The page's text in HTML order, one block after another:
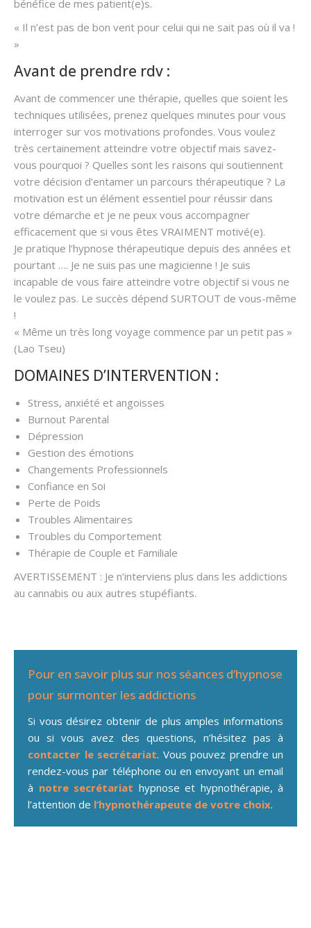
bénéfice de mes patient(e)s.
« Il n’est pas de bon vent pour celui qui ne sait pas où il va !
»
Avant de prendre rdv :
Avant de commencer une thérapie, quelles que soient les
techniques utilisées, prenez quelques minutes pour vous
interroger sur vos motivations profondes. Vous voulez
très certainement atteindre votre objectif mais savez-
vous pourquoi ? Quelles sont les raisons qui soutiennent
votre décision d’entamer un parcours thérapeutique ? La
motivation est un élément essentiel pour réussir dans
votre démarche et je ne peux vous accompagner
efficacement que si vous êtes VRAIMENT motivé(e).
Je pratique l’hypnose thérapeutique depuis des années et
pourtant …. Je ne suis pas une magicienne ! Je suis
incapable de vous faire atteindre votre objectif si vous ne
le voulez pas. Le succès dépend SURTOUT de vous-même
!
« Même un très long voyage commence par un petit pas »
(Lao Tseu)
DOMAINES D’INTERVENTION :
Stress, anxiété et angoisses
Burnout Parental
Dépression
Gestion des émotions
Changements Professionnels
Confiance en Soi
Perte de Poids
Troubles Alimentaires
Troubles du Comportement
Thérapie de Couple et Familiale
AVERTISSEMENT : Je n’interviens plus dans les addictions
au cannabis ou aux autres stupéfiants.
Pour en savoir plus sur nos séances d’hypnose
pour surmonter les addictions
Si vous désirez obtenir de plus amples informations
ou si vous avez des questions, n’hésitez pas à
contacter le secrétariat. Vous pouvez prendre un
rendez-vous par téléphone ou en envoyant un email
à notre secrétariat hypnose et hypnothérapie, à
l’attention de l’hypnothérapeute de votre choix.